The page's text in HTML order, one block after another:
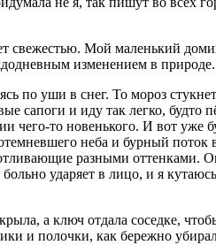
Мой маленький
изменением в природе.
по уши в снег. То мороз
сапоги и иду так легко,
то новенького. И вот уже
неба и бурный
разными
больно ударяет в лицо, и я
а ключ отдала соседке,
и полочки, как бережно